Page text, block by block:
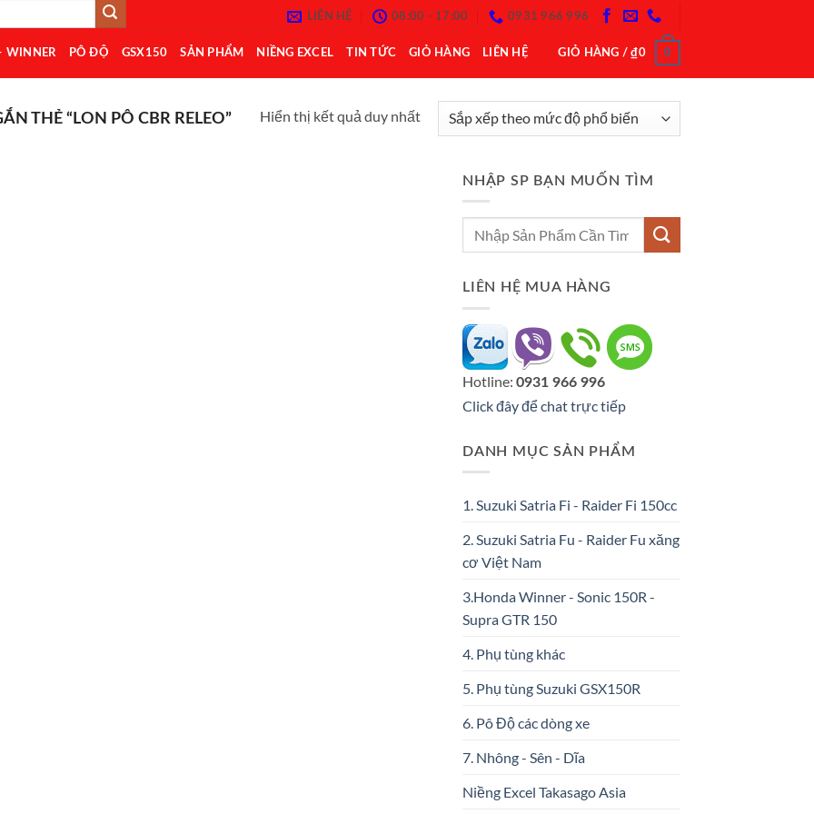
LIÊN HỆ 08:00 - 17:00 0931 966 996
WINNER PÔ ĐỘ GSX150 SẢN PHẨM NIỀNG EXCEL TIN TỨC GIỎ HÀNG LIÊN HỆ GIỎ HÀNG /₫0 0
THẺ “LON PÔ CBR RELEO” Hiển thị kết quả duy nhất
NHẬP SP BẠN MUỐN TÌM
LIÊN HỆ MUA HÀNG
Hotline: 0931 966 996
Click đây để chat trực tiếp
DANH MỤC SẢN PHẨM
1. Suzuki Satria Fi - Raider Fi 150cc
2. Suzuki Satria Fu - Raider Fu xăng
cơ Việt Nam
3.Honda Winner - Sonic 150R -
Supra GTR 150
4. Phụ tùng khác
5. Phụ tùng Suzuki GSX150R
6. Pô Độ các dòng xe
7. Nhông - Sên - Dĩa
Niềng Excel Takasago Asia